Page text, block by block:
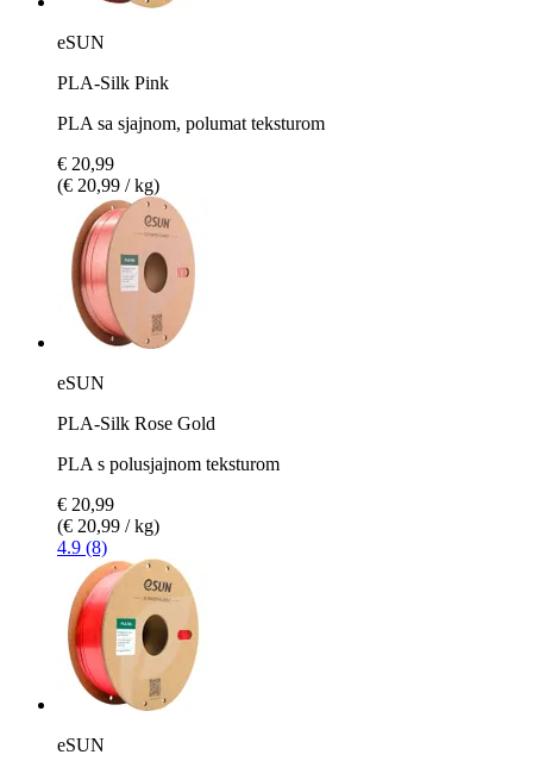
eSUN
PLA-Silk Pink
PLA sa sjajnom, polumat teksturom
€ 20,99
(€ 20,99 / kg)
eSUN
PLA-Silk Rose Gold
PLA s polusjajnom teksturom
€ 20,99
(€ 20,99 / kg)
4.9 (8)
eSUN